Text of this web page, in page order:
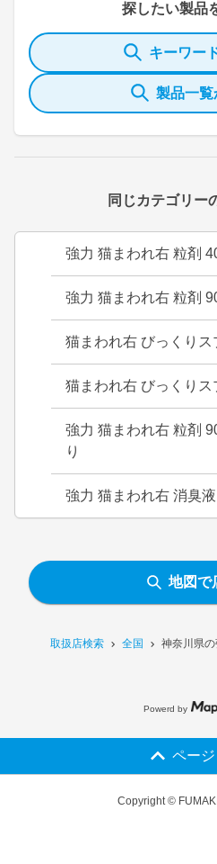
取扱店検索 全国 神奈川県
探したい製品
キーワー
製品一覧
同じカテゴリー
強力 猫まわれ右 粒剤
強力 猫まわれ右 粒剤
猫まわれ右 びっくりス
猫まわれ右 びっくりス
強力 猫まわれ右 粒剤
り
強力 猫まわれ右 消臭
地図で
Powerd by
ペー
Copyright ©